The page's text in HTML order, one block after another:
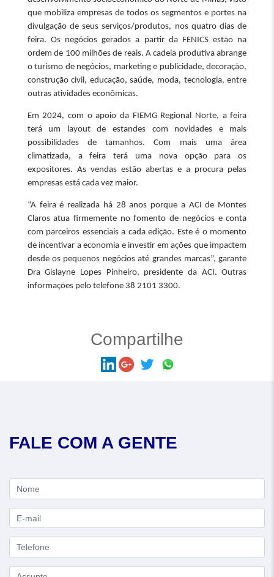
que mobiliza empresas de todos os segmentos e portes na
divulgação de seus serviços/produtos, nos quatro dias de
feira. Os negócios gerados a partir da FENICS estão na
ordem de 100 milhões de reais. A cadeia produtiva abrange
o turismo de negócios, marketing e publicidade, decoração,
construção civil, educação, saúde, moda, tecnologia, entre
outras atividades econômicas.
Em 2024, com o apoio da FIEMG Regional Norte, a feira
terá um layout de estandes com novidades e mais
possibilidades de tamanhos. Com mais uma área
climatizada, a feira terá uma nova opção para os
expositores. As vendas estão abertas e a procura pelas
empresas está cada vez maior.
“A feira é realizada há 28 anos porque a ACI de Montes
Claros atua firmemente no fomento de negócios e conta
com parceiros essenciais a cada edição. Este é o momento
de incentivar a economia e investir em ações que impactem
desde os pequenos negócios até grandes marcas”, garante
Dra Gislayne Lopes Pinheiro, presidente da ACI. Outras
informações pelo telefone 38 2101 3300.
Compartilhe
FALE COM A GENTE